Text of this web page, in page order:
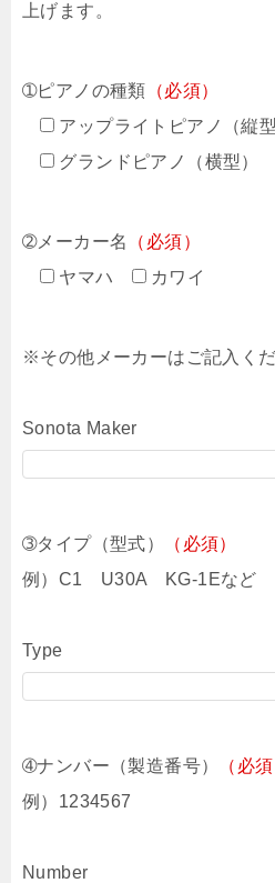
上げます。
➀ピアノの種類 （必須）
アップライトピアノ（縦型
グランドピアノ（横型）
➁メーカー名
（必須）
ヤマハ
カワイ
※その他メーカーはご記入くだ
Sonota Maker
➂タイプ（型式）
（必須）
例）C1 U30A KG-1Eなど
Type
➃ナンバー（製造番号）
（必須
例）1234567
Number